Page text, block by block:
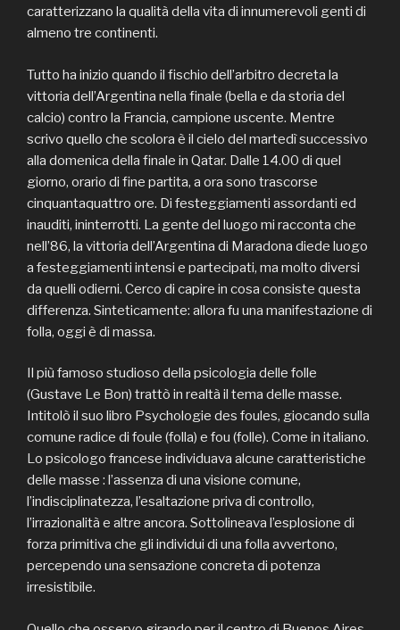
caratterizzano la qualità della vita di innumerevoli genti di
almeno tre continenti.
Tutto ha inizio quando il fischio dell’arbitro decreta la
vittoria dell’Argentina nella finale (bella e da storia del
calcio) contro la Francia, campione uscente. Mentre
scrivo quello che scolora è il cielo del martedì successivo
alla domenica della finale in Qatar. Dalle 14.00 di quel
giorno, orario di fine partita, a ora sono trascorse
cinquantaquattro ore. Di festeggiamenti assordanti ed
inauditi, ininterrotti. La gente del luogo mi racconta che
nell’86, la vittoria dell’Argentina di Maradona diede luogo
a festeggiamenti intensi e partecipati, ma molto diversi
da quelli odierni. Cerco di capire in cosa consiste questa
differenza. Sinteticamente: allora fu una manifestazione di
folla, oggi è di massa.
Il più famoso studioso della psicologia delle folle
(Gustave Le Bon) trattò in realtà il tema delle masse.
Intitolò il suo libro Psychologie des foules, giocando sulla
comune radice di foule (folla) e fou (folle). Come in italiano.
Lo psicologo francese individuava alcune caratteristiche
delle masse : l’assenza di una visione comune,
l’indisciplinatezza, l’esaltazione priva di controllo,
l’irrazionalità e altre ancora. Sottolineava l’esplosione di
forza primitiva che gli individui di una folla avvertono,
percependo una sensazione concreta di potenza
irresistibile.